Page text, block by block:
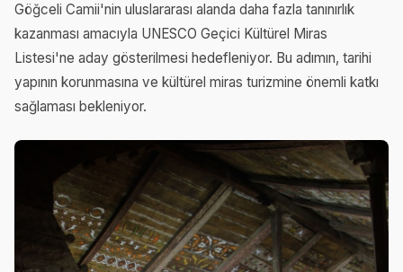
Göğceli Camii'nin uluslararası alanda daha fazla tanınırlık
kazanması amacıyla UNESCO Geçici Kültürel Miras
Listesi'ne aday gösterilmesi hedefleniyor. Bu adımın, tarihi
yapının korunmasına ve kültürel miras turizmine önemli katkı
sağlaması bekleniyor.